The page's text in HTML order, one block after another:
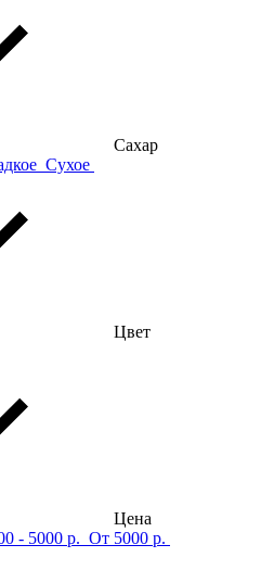
Сахар
Сухое
Цвет
Цена
- 5000 р. От 5000 р.